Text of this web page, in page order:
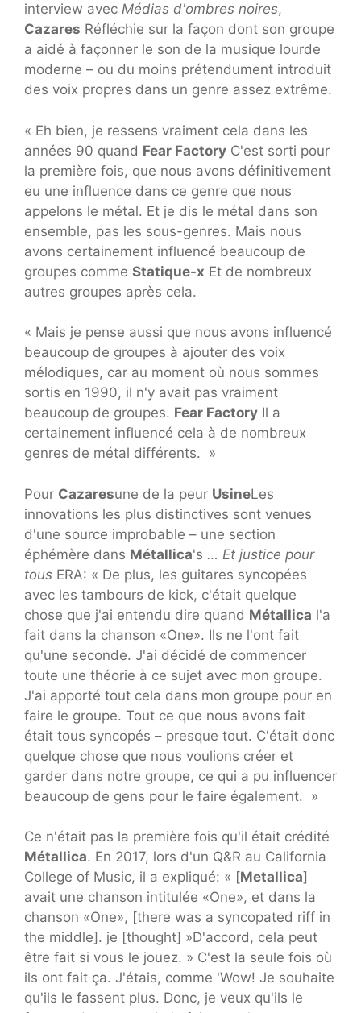
interview avec Médias d'ombres noires,
Cazares Réfléchie sur la façon dont son groupe
a aidé à façonner le son de la musique lourde
moderne – ou du moins prétendument introduit
des voix propres dans un genre assez extrême.
« Eh bien, je ressens vraiment cela dans les
années 90 quand Fear Factory C'est sorti pour
la première fois, que nous avons définitivement
eu une influence dans ce genre que nous
appelons le métal. Et je dis le métal dans son
ensemble, pas les sous-genres. Mais nous
avons certainement influencé beaucoup de
groupes comme Statique-x Et de nombreux
autres groupes après cela.
« Mais je pense aussi que nous avons influencé
beaucoup de groupes à ajouter des voix
mélodiques, car au moment où nous sommes
sortis en 1990, il n'y avait pas vraiment
beaucoup de groupes. Fear Factory Il a
certainement influencé cela à de nombreux
genres de métal différents. »
Pour Cazaresune de la peur UsineLes
innovations les plus distinctives sont venues
d'une source improbable – une section
éphémère dans Métallica's … Et justice pour
tous ERA: « De plus, les guitares syncopées
avec les tambours de kick, c'était quelque
chose que j'ai entendu dire quand Métallica l'a
fait dans la chanson «One». Ils ne l'ont fait
qu'une seconde. J'ai décidé de commencer
toute une théorie à ce sujet avec mon groupe.
J'ai apporté tout cela dans mon groupe pour en
faire le groupe. Tout ce que nous avons fait
était tous syncopés – presque tout. C'était donc
quelque chose que nous voulions créer et
garder dans notre groupe, ce qui a pu influencer
beaucoup de gens pour le faire également. »
Ce n'était pas la première fois qu'il était crédité
Métallica. En 2017, lors d'un Q&R au California
College of Music, il a expliqué: « [Metallica]
avait une chanson intitulée «One», et dans la
chanson «One», [there was a syncopated riff in
the middle]. je [thought] »D'accord, cela peut
être fait si vous le jouez. » C'est la seule fois où
ils ont fait ça. J'étais, comme 'Wow! Je souhaite
qu'ils le fassent plus. Donc, je veux qu'ils le